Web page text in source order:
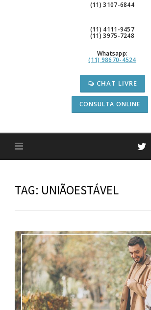
(11) 3107-6844
(11) 4111-9457
(11) 3975-7248
Whatsapp:
(11) 98670-4524
CHAT LIVRE
CONSULTA ONLINE
TAG: UNIÃOESTÁVEL